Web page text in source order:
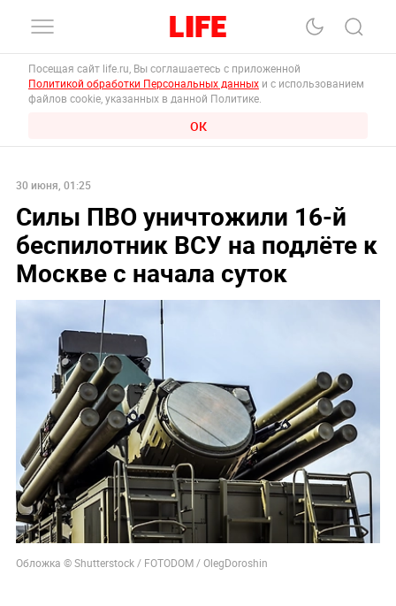
Посещая сайт life.ru, Вы соглашаетесь с приложенной
Политикой обработки Персональных данных и с использованием
файлов cookie, указанных в данной Политике.
ОК
30 июня, 01:25
Силы ПВО уничтожили 16-й
беспилотник ВСУ на подлёте к
Москве с начала суток
Обложка © Shutterstock / FOTODOM / OlegDoroshin